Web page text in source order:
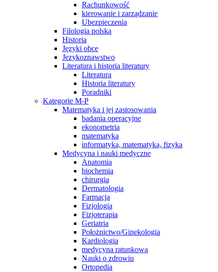
Rachunkowość
kierowanie i zarządzanie
Ubezpieczenia
Filologia polska
Historia
Języki obce
Jezykoznawstwo
Literatura i historia literatury
Literatura
Historia literatury
Poradniki
Kategorie M-P
Matematyka i jej zastosowania
badania operacyjne
ekonometria
matematyka
informatyka, matematyka, fizyka
Medycyna i nauki medyczne
Anatomia
biochemia
chirurgia
Dermatologia
Farmacja
Fizjologia
Fizjoterapia
Geriatria
Położnictwo/Ginekologia
Kardiologia
medycyna ratunkowa
Nauki o zdrowiu
Ortopedia